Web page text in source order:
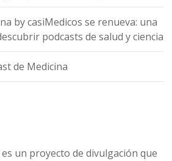
by casiMedicos se renueva: una
podcasts de salud y ciencia
de Medicina
un proyecto de divulgación que